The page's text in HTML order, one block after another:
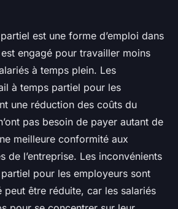
est une forme d’emploi dans
engagé pour travailler moins
à temps plein. Les
à temps partiel pour les
une réduction des coûts du
pas besoin de payer autant de
meilleure conformité aux
de l’entreprise. Les inconvénients
pour les employeurs sont
être réduite, car les salariés